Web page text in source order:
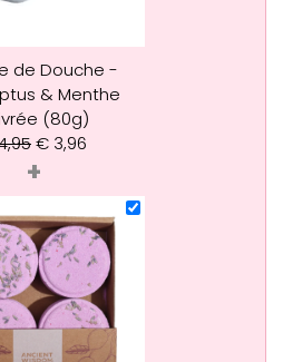
de Douche -
& Menthe
(80g)
€ 3,96
+